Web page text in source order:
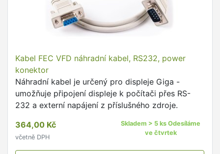
Kabel FEC VFD náhradní kabel, RS232, power
konektor
Náhradní kabel je určený pro displeje Giga -
umožňuje připojení displeje k počítači přes RS-
232 a externí napájení z příslušného zdroje.
364,00 Kč
včetně DPH
Skladem > 5 ks Odesíláme
ve čtvrtek